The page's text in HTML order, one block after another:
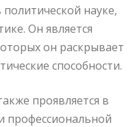
науке,
Он является
он раскрывает
способности.
проявляется в
профессиональной